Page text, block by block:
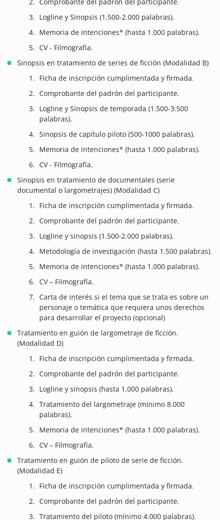
Logline y Sinopsis (1.500-2.000 palabras).
Memoria de intenciones* (hasta 1.000 palabras).
CV - Filmografía.
Sinopsis en tratamiento de series de ficción (Modalidad B)
Ficha de inscripción cumplimentada y firmada.
Comprobante del padrón del participante.
Logline y Sinopsis de temporada (1.500-3.500
palabras).
Sinopsis de capítulo piloto (500-1000 palabras).
Memoria de intenciones* (hasta 1.000 palabras).
CV - Filmografía.
Sinopsis en tratamiento de documentales (serie
documental o largometrajes) (Modalidad C)
Ficha de inscripción cumplimentada y firmada.
Comprobante del padrón del participante.
Logline y sinopsis (1.500-2.000 palabras).
Metodología de investigación (hasta 1.500 palabras).
Memoria de intenciones* (hasta 1.000 palabras).
CV – Filmografía.
Carta de interés si el tema que se trata es sobre un
personaje o temática que requiera unos derechos
para desarrollar el proyecto (opcional)
Tratamiento en guión de largometraje de ficción.
(Modalidad D)
Ficha de inscripción cumplimentada y firmada.
Comprobante del padrón del participante.
Logline y sinopsis (hasta 1.000 palabras).
Tratamiento del largometraje (mínimo 8.000
palabras).
Memoria de intenciones* (hasta 1.000 palabras).
CV – Filmografía.
Tratamiento en guión de piloto de serie de ficción.
(Modalidad E)
Ficha de inscripción cumplimentada y firmada.
Comprobante del padrón del participante.
Tratamiento del piloto (mínimo 4.000 palabras).